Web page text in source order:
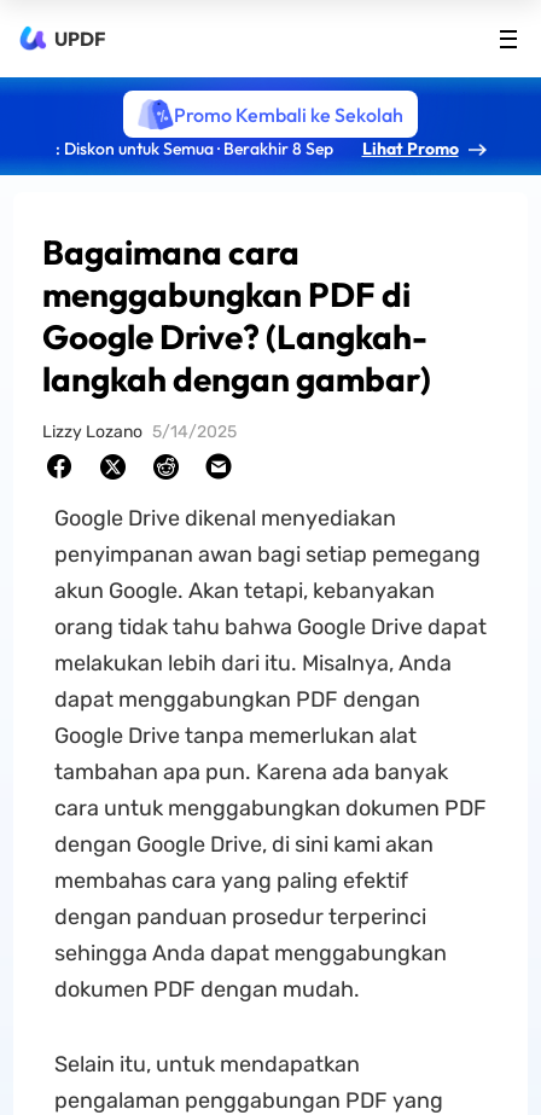
UPDF
Promo Kembali ke Sekolah
: Diskon untuk Semua · Berakhir 8 Sep Lihat Promo
Bagaimana cara
menggabungkan PDF di
Google Drive? (Langkah-
langkah dengan gambar)
Lizzy Lozano 5/14/2025
Google Drive dikenal menyediakan
penyimpanan awan bagi setiap pemegang
akun Google. Akan tetapi, kebanyakan
orang tidak tahu bahwa Google Drive dapat
melakukan lebih dari itu. Misalnya, Anda
dapat menggabungkan PDF dengan
Google Drive tanpa memerlukan alat
tambahan apa pun. Karena ada banyak
cara untuk menggabungkan dokumen PDF
dengan Google Drive, di sini kami akan
membahas cara yang paling efektif
dengan panduan prosedur terperinci
sehingga Anda dapat menggabungkan
dokumen PDF dengan mudah.
Selain itu, untuk mendapatkan
pengalaman penggabungan PDF yang